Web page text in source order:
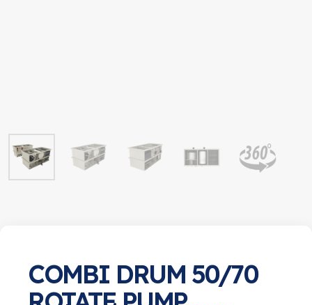
COMBI DRUM 50/70